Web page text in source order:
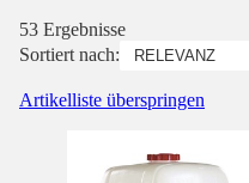
53 Ergebnisse
Sortiert nach:
Artikelliste überspringen